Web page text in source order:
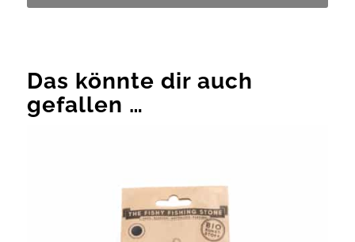
Das könnte dir auch
gefallen …